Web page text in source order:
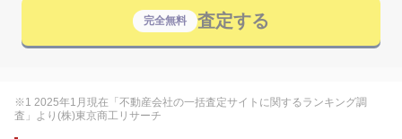
完全無料 査定する
※1 2025年1月現在「不動産会社の一括査定サイトに関するランキング調
査」より(株)東京商工リサーチ